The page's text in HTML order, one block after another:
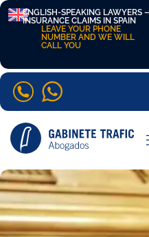
ENGLISH-SPEAKING LAWYERS
INSURANCE CLAIMS IN SPAIN
LEAVE YOUR PHONE
NUMBER AND WE WILL
CALL YOU